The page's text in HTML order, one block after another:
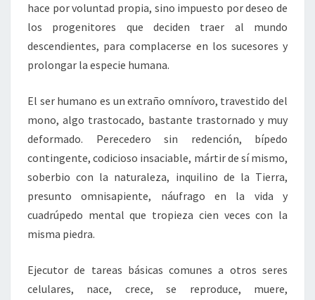
hace por voluntad propia, sino impuesto por deseo de
los progenitores que deciden traer al mundo
descendientes, para complacerse en los sucesores y
prolongar la especie humana.
El ser humano es un extraño omnívoro, travestido del
mono, algo trastocado, bastante trastornado y muy
deformado. Perecedero sin redención, bípedo
contingente, codicioso insaciable, mártir de sí mismo,
soberbio con la naturaleza, inquilino de la Tierra,
presunto omnisapiente, náufrago en la vida y
cuadrúpedo mental que tropieza cien veces con la
misma piedra.
Ejecutor de tareas básicas comunes a otros seres
celulares, nace, crece, se reproduce, muere,